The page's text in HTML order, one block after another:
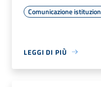
Comunicazione
LEGGI DI PIÙ